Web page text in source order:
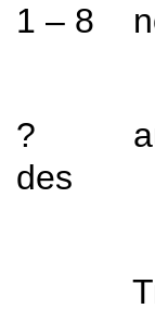
1 – 8
? auf
des
Tr